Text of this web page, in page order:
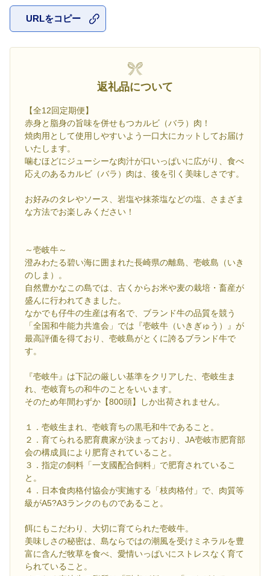
URLをコピー
返礼品について
【全12回定期便】
赤身と脂身の旨味を併せもつカルビ（バラ）肉！
焼肉用として使用しやすいよう一口大にカットしてお届け
いたします。
噛むほどにジューシーな肉汁が口いっぱいに広がり、食べ
応えのあるカルビ（バラ）肉は、後を引く美味しさです。
お好みのタレやソース、岩塩や抹茶塩などの塩、さまざま
な方法でお楽しみください！
～壱岐牛～
澄みわたる碧い海に囲まれた長崎県の離島、壱岐島（いき
のしま）。
自然豊かなこの島では、古くからお米や麦の栽培・畜産が
盛んに行われてきました。
なかでも仔牛の生産は有名で、ブランド牛の品質を競う
「全国和牛能力共進会」では『壱岐牛（いきぎゅう）』が
最高評価を得ており、壱岐島がとくに誇るブランド牛で
す。
『壱岐牛』は下記の厳しい基準をクリアした、壱岐生ま
れ、壱岐育ちの和牛のことをいいます。
そのため年間わずか【800頭】しか出荷されません。
１．壱岐生まれ、壱岐育ちの黒毛和牛であること。
２．育てられる肥育農家が決まっており、JA壱岐市肥育部
会の構成員により肥育されていること。
３．指定の飼料「一支國配合飼料」で肥育されているこ
と。
４．日本食肉格付協会が実施する「枝肉格付」で、肉質等
級がA5?A3ランクのものであること。
餌にもこだわり、大切に育てられた壱岐牛。
美味しさの秘密は、島ならではの潮風を受けミネラルを豊
富に含んだ牧草を食べ、愛情いっぱいにストレスなく育て
られていること。